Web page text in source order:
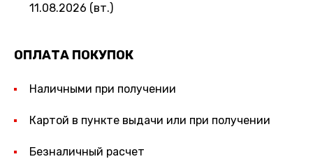
11.08.2026 (вт.)
ОПЛАТА ПОКУПОК
Наличными при получении
Картой в пункте выдачи или при получении
Безналичный расчет